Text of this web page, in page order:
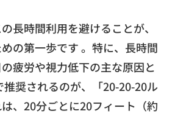
長時間利用を避けることが、
の第一歩です 。特に、長時間
疲労や視力低下の主な原因と
奨されるのが、「20-20-20ル
、20分ごとに20フィート（約